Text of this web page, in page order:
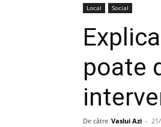
Local Social
poate
De către Vaslui Azi -